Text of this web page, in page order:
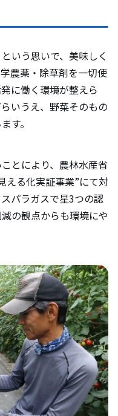
いう思いで、美味しく
農薬・除草剤を一切使
に働く環境が整えら
いうえ、野菜そのもの
す。
とにより、農林水産省
える化実証事業”にて対
パラガスで星3つの認
の観点からも環境にや